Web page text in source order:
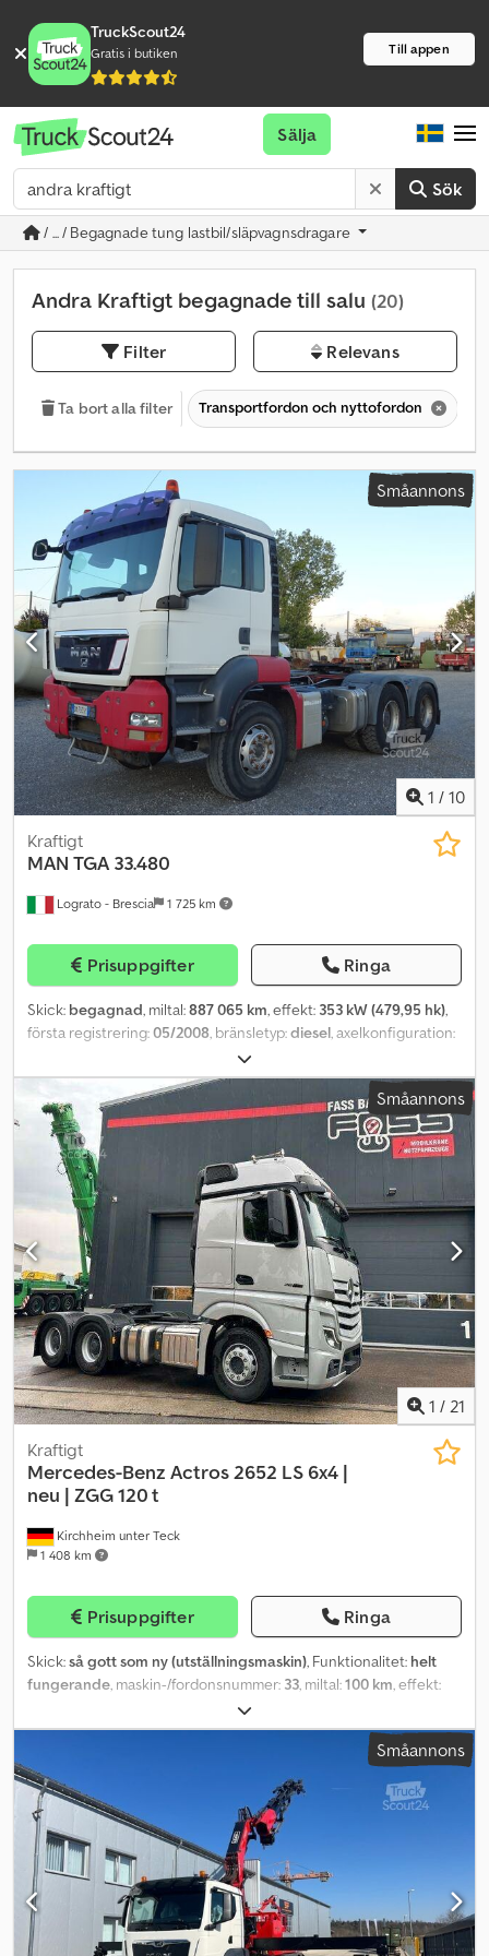
TruckScout24
Gratis i butiken Till appen
Sök
Sälja
/ ... / Begagnade tung lastbil/släpvagnsdragare
Andra Kraftigt begagnade till salu (20)
Filter Relevans
Ta bort alla filter Transportfordon och nyttofordon
Småannons
1 / 10
Lograto - Brescia 1 725 km
Kraftigt
MAN TGA 33.480
Prisuppgifter Ringa
Skick: begagnad, miltal:887 065 km, effekt: 353 kW (479,95 hk),
första registrering:05/2008, bränsletyp:diesel, axelkonfiguration:
, emissionsklass:
luft, Tillverkningsår:2008, MAN TGA 33.480, år 2008, 887065 km,
EURO4, hydrauliksystem, manuell växellåda, luftfjädring. Crsdeqd
Ripepfx Akwsf
Småannons
1 / 21
Kirchheim unter Teck
1 408 km
Kraftigt
Mercedes-Benz Actros 2652 LS 6x4 |
neu | ZGG 120 t
Prisuppgifter Ringa
Skick:så gott som ny (utställningsmaskin), Funktionalitet: helt
fungerande, maskin-/fordonsnummer: 33, miltal:100 km, effekt:
, första registrering:
diesel, tomvikt:10 216 kg, totalvikt:28 000 kg, däckens skick:100
, bränsle:diesel,
bränsletankens kapacitet:
, bromsar:retarder silver
förarhytt:sovhytt automatisk, emissionsklass:Euro 6
fjädring:
stål-luft, tillåten axelbelastning (axel 1):
axellast (axel 2):
13 000 kg, tillåten axellast (axel 3):
driftsvikt: 26 000 kg , Utrustning:ABS, AdBlue, Bluetooth,
Färdskrivare, USB-port, andra bränsletank, antisladdsystem,
centrallås, differentialspärr, elektrisk fönsterhiss, elstyrd spegel,
extra strålkastare, farthållare, full servicehistorik, färddator,
Småannons